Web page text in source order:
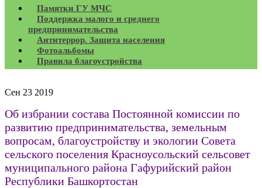
Памятки ГУ МЧС
Поддержка малого и среднего
предпринимательства
Антитеррор. Защита населения
Фотоальбомы
Правила благоустройства
Сен 23 2019
Об избрании состава Постоянной комиссии по
развитию предпринимательства, земельным
вопросам, благоустройству и экологии Совета
сельского поселения Красноусольский сельсовет
муниципального района Гафурийский район
Республики Башкортостан